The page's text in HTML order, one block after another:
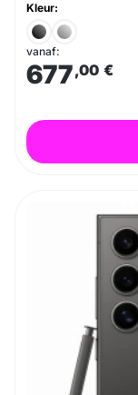
Kleur:
vanaf:
677,00 €